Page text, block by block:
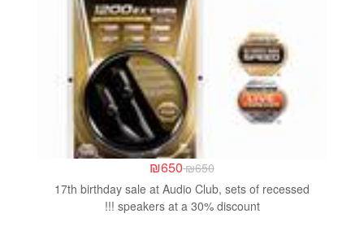
₪650
₪650
17th birthday sale at Audio Club, sets of recessed
speakers at a 30% discount !!!